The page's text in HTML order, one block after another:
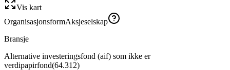
Vis kart
OrganisasjonsformAksjeselskap
Bransje
Alternative investeringsfond (aif) som ikke er
verdipapirfond(64.312)